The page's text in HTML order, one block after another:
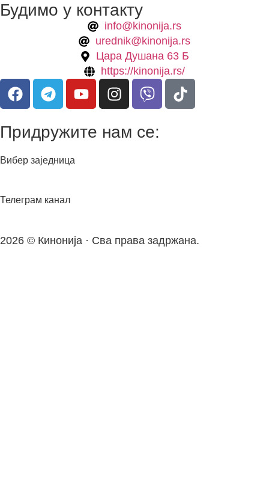
Будимо у контакту
info@kinonija.rs
urednik@kinonija.rs
Цара Душана 63 Б
https://kinonija.rs/
Придружите нам се:
Вибер заједница
Телеграм канал
2026 © Кинонија · Сва права задржана.